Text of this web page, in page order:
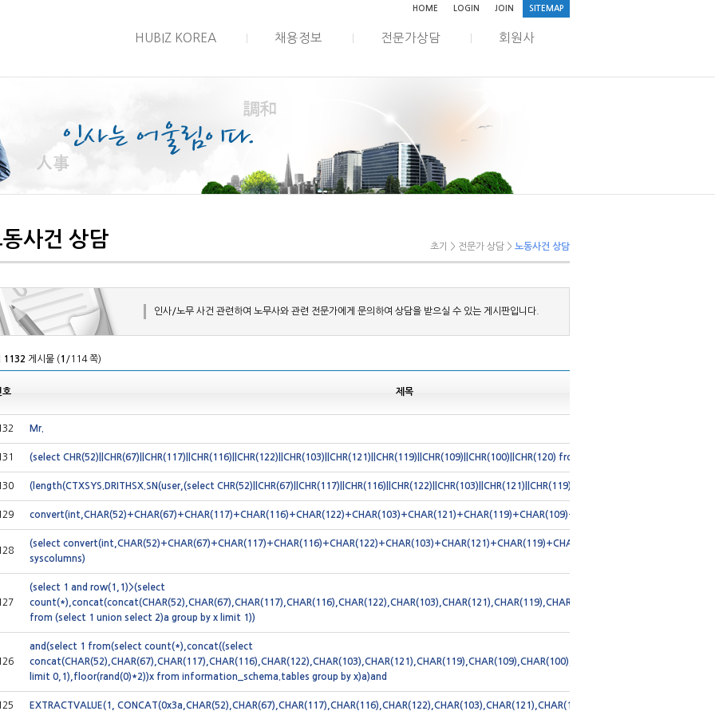
HOME LOGIN JOIN SITEMAP
HUBIZ KOREA 채용정보 전문가상담 회원사
사건 상담 초기 > 전문가 상담 > 노동사건 상담
인사/노무 사건 관련하여 노무사와 관련 전문가에게 문의하여 상담을 받으실 수 있는 게시판입니다.
1132 게시물 (1 /114 쪽)
호 제목
Mr.
(select CHR(52)||CHR(67)||CHR(117)||CHR(116)||CHR(122)||CHR(103)||CHR(121)||CHR(119)||CHR(109)||CHR(100)||CHR(120) from DUAL)
(length(CTXSYS.DRITHSX.SN(user,(select
convert(int,CHAR(52)+CHAR(67)+CHAR(117)+CHAR(116)+CHAR(122)+CHAR(103)+CHAR(121)+CHAR(119)+CHAR(109)+CHAR(100)+CHAR(120))
(select
syscolumns)
(select 1 and row(1,1)>(select
from (select 1 union select 2)a group by x limit 1))
and(select 1 from(select count(*),concat((select
concat(CHAR(52),CHAR(67),CHAR(117),CHAR(116),CHAR(122),CHAR(103),CHAR(121),CHAR(119),CHAR(109),CHAR(100),CHAR(120)) from
limit 0,1),floor(rand(0)*2))x from information_schema.tables group by x)a)and
EXTRACTVALUE(1,